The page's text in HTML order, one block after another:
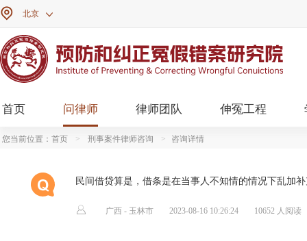
 北京 
首页 问律师 律师团队 伸冤工程
您当前位置： 首页 > 刑事案件律师咨询 > 咨询详情
民间借贷算是，借条是在当事人不知情的情况下乱加
 广西 - 玉林市 2023-08-16 10:26:24 10652 人阅读